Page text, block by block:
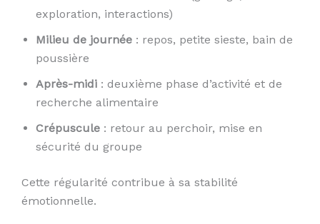
exploration, interactions)
Milieu de journée : repos, petite sieste, bain de
poussière
Après-midi : deuxième phase d’activité et de
recherche alimentaire
Crépuscule : retour au perchoir, mise en
sécurité du groupe
Cette régularité contribue à sa stabilité
émotionnelle.